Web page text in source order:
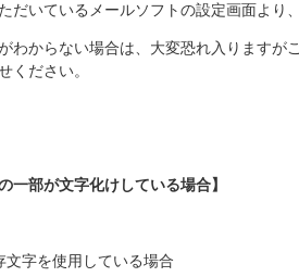
だいているメールソフトの設定画面より
わからない場合は、大変恐れ入りますが
ください。
一部が文字化けしている場合】
文字を使用している場合